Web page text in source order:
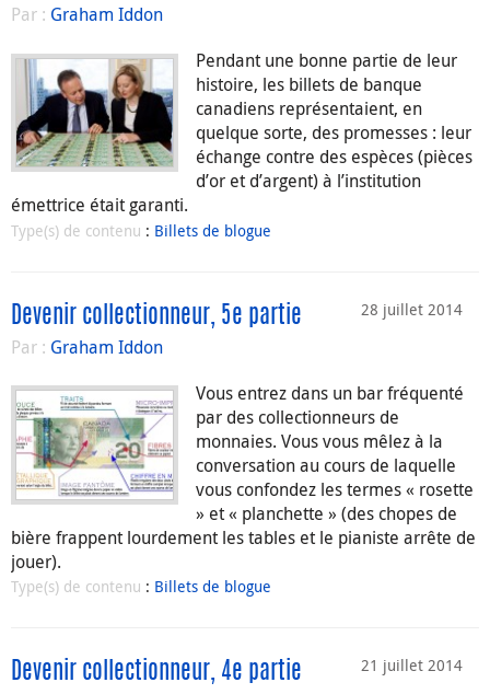
Par : Graham Iddon
Pendant une bonne partie de leur
histoire, les billets de banque
canadiens représentaient, en
quelque sorte, des promesses : leur
échange contre des espèces (pièces
d’or et d’argent) à l’institution
émettrice était garanti.
Type(s) de contenu : Billets de blogue
28 juillet 2014
Devenir collectionneur, 5e partie
Par : Graham Iddon
Vous entrez dans un bar fréquenté
par des collectionneurs de
monnaies. Vous vous mêlez à la
conversation au cours de laquelle
vous confondez les termes « rosette
» et « planchette » (des chopes de
bière frappent lourdement les tables et le pianiste arrête de
jouer).
Type(s) de contenu : Billets de blogue
21 juillet 2014
Devenir collectionneur, 4e partie